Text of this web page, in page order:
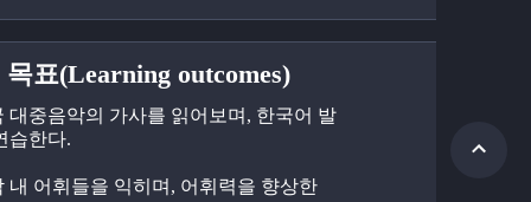
표(Learning outcomes)
대중음악의 가사를 읽어보며, 한국어 발
습한다.
내 어휘들을 익히며, 어휘력을 향상한